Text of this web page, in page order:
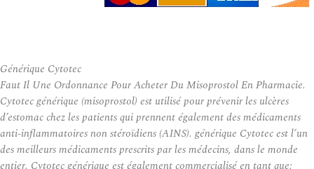
Générique Cytotec
Faut Il Une Ordonnance Pour Acheter Du Misoprostol En Pharmacie.
Cytotec générique (misoprostol) est utilisé pour prévenir les ulcères
d’estomac chez les patients qui prennent également des médicaments
anti-inflammatoires non stéroïdiens (AINS). générique Cytotec est l’un
des meilleurs médicaments prescrits par les médecins, dans le monde